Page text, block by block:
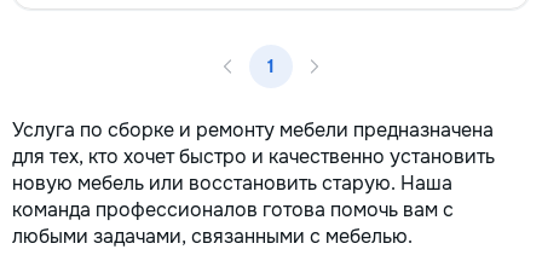
1
Услуга по сборке и ремонту мебели предназначена
для тех, кто хочет быстро и качественно установить
новую мебель или восстановить старую. Наша
команда профессионалов готова помочь вам с
любыми задачами, связанными с мебелью.